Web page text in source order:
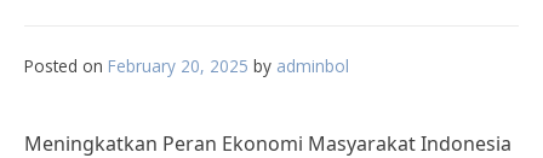
Posted on February 20, 2025 by adminbol
Meningkatkan Peran Ekonomi Masyarakat Indonesia